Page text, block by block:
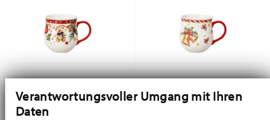
Verantwortungsvoller Umgang mit Ihren
DatenChristmas Mug